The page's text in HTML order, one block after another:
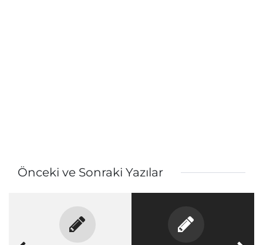
Önceki ve Sonraki Yazılar